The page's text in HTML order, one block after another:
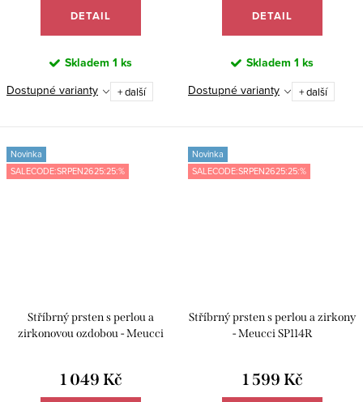
DETAIL
Skladem 1 ks
Dostupné varianty + další
DETAIL
Skladem 1 ks
Dostupné varianty + další
Novinka
SALECODE:SRPEN2625:25:%
Stříbrný prsten s perlou a
zirkonovou ozdobou - Meucci
1 049 Kč
Novinka
SALECODE:SRPEN2625:25:%
Stříbrný prsten s perlou a zirkony
- Meucci SP114R
1 599 Kč